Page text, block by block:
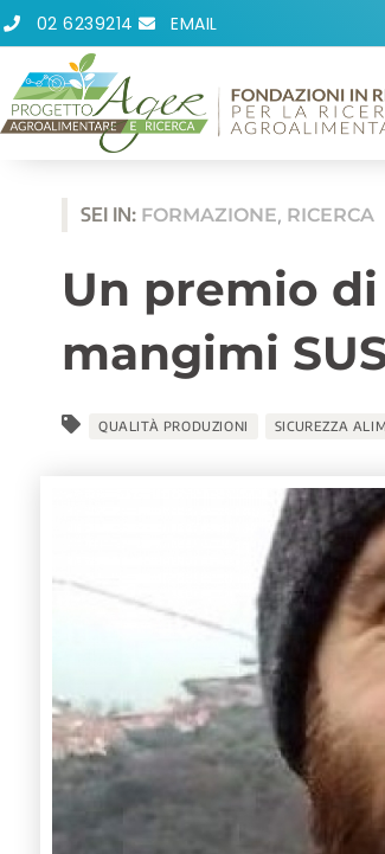
Vai
contenuto
02 6239214 EMAIL
SEI IN: FORMAZIONE, RICERCA
Un premio
mangimi
QUALITÀ PRODUZIONI SICUREZZA